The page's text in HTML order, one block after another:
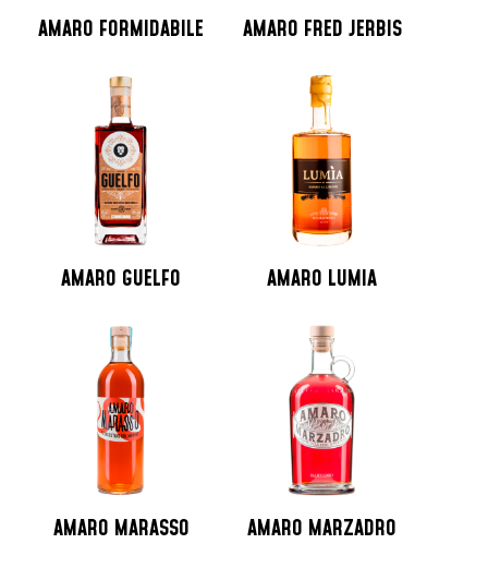
AMARO FORMIDABILE AMARO FRED JERBIS
AMARO GUELFO AMARO LUMIA
AMARO MARASSO AMARO MARZADRO